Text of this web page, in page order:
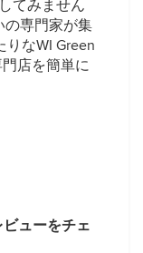
てみません
の専門家が集
りなWI Green
店を簡単に
ューをチェ